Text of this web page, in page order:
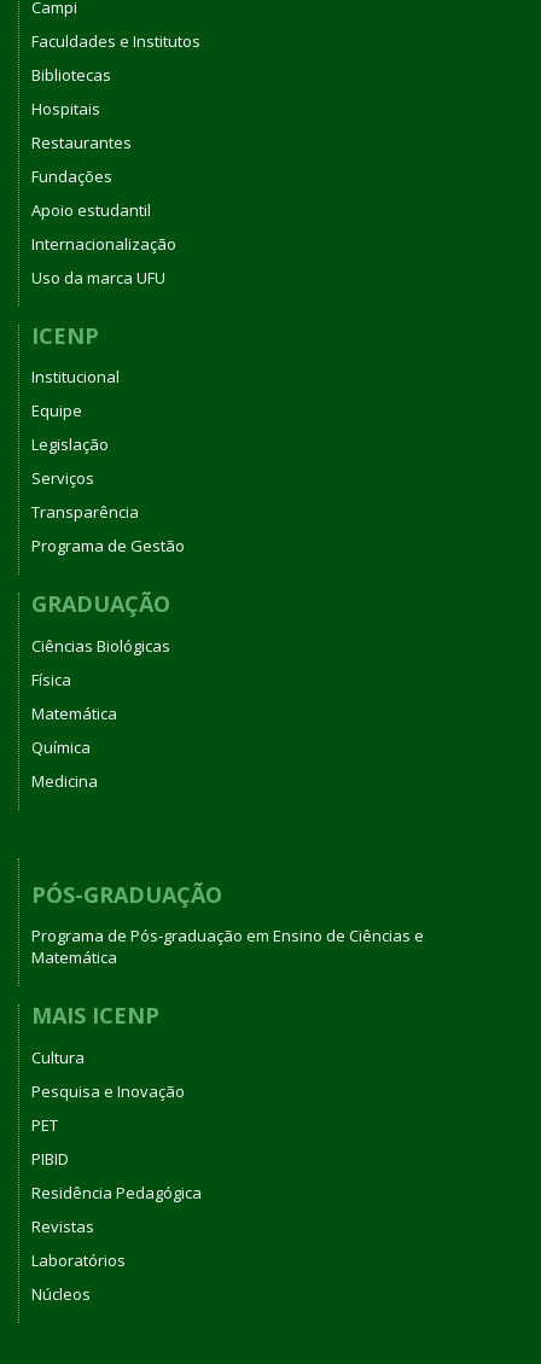
Campi
Faculdades e Institutos
Bibliotecas
Hospitais
Restaurantes
Fundações
Apoio estudantil
Internacionalização
Uso da marca UFU
ICENP
Institucional
Equipe
Legislação
Serviços
Transparência
Programa de Gestão
GRADUAÇÃO
Ciências Biológicas
Física
Matemática
Química
Medicina
PÓS-GRADUAÇÃO
Programa de Pós-graduação em Ensino de Ciências e
Matemática
MAIS ICENP
Cultura
Pesquisa e Inovação
PET
PIBID
Residência Pedagógica
Revistas
Laboratórios
Núcleos